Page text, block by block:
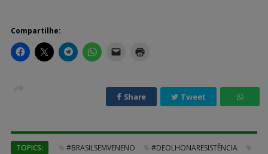
Compartilhe:
Share Tweet
TOPICS: #BRASILSEMVENENO
#DEOLHONARESISTÊNCIA